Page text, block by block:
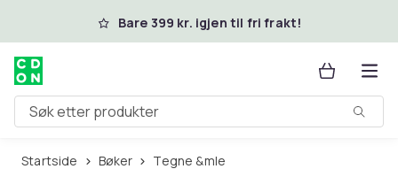
Hopp til hovedinnholdBare 399 kr. igjen til fri frakt!
Søk etter produkter
Startside Bøker Tegne &mle